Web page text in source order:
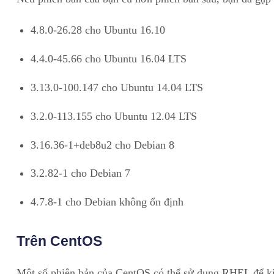
4.8.0-26.28 cho Ubuntu 16.10
4.4.0-45.66 cho Ubuntu 16.04 LTS
3.13.0-100.147 cho Ubuntu 14.04 LTS
3.2.0-113.155 cho Ubuntu 12.04 LTS
3.16.36-1+deb8u2 cho Debian 8
3.2.82-1 cho Debian 7
4.7.8-1 cho Debian không ổn định
Trên CentOS